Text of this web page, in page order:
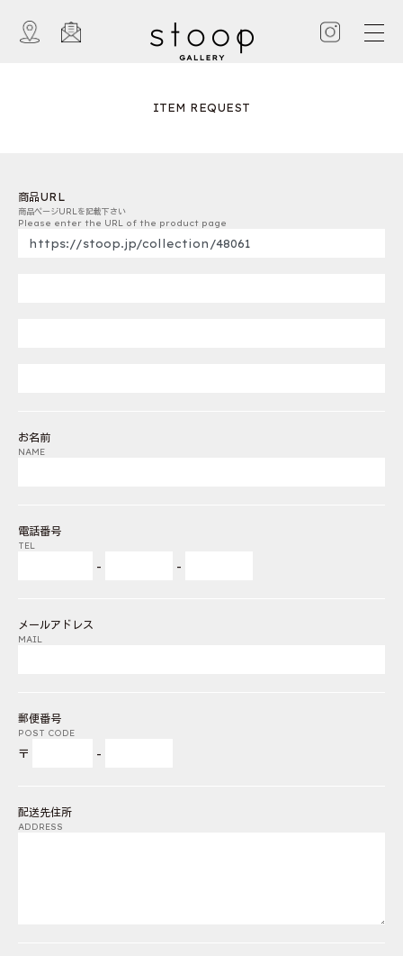
ITEM REQUEST
商品URL
商品ページURLを記載下さい
Please enter the URL of the product page
お名前
NAME
電話番号
TEL
- -
メールアドレス
MAIL
郵便番号
POST CODE
〒 -
配送先住所
ADDRESS